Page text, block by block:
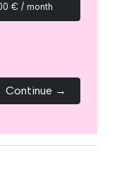
€ / month
Continue →